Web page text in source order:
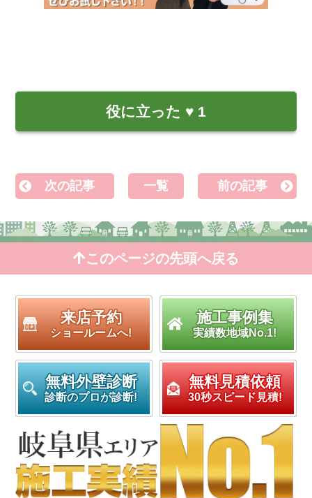
役に立った ♥ 1
次の記事 一覧 前の記事
このページの先頭へ戻る
来店予約
ショールームへ!
施工事例集
実績数地域No.1!
無料外壁診断
診断のプロが診断!
無料見積依頼
30秒スピード見積!